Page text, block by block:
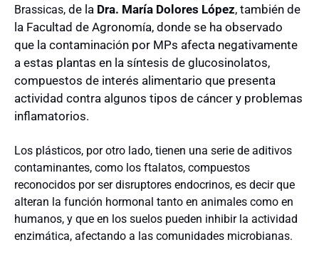
Brassicas, de la Dra. María Dolores López, también de
la Facultad de Agronomía, donde se ha observado
que la contaminación por MPs afecta negativamente
a estas plantas en la síntesis de glucosinolatos,
compuestos de interés alimentario que presenta
actividad contra algunos tipos de cáncer y problemas
inflamatorios.
Los plásticos, por otro lado, tienen una serie de aditivos
contaminantes, como los ftalatos, compuestos
reconocidos por ser disruptores endocrinos, es decir que
alteran la función hormonal tanto en animales como en
humanos, y que en los suelos pueden inhibir la actividad
enzimática, afectando a las comunidades microbianas.